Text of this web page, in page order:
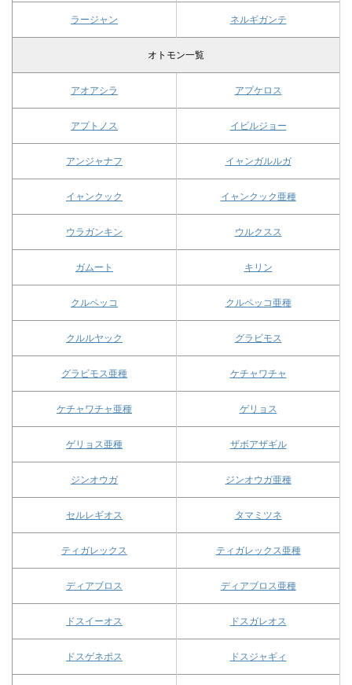
ラージャン ネルギガンテ
オトモン一覧
アオアシラ アプケロス
アプトノス イビルジョー
アンジャナフ イャンガルルガ
イャンクック イャンクック亜種
ウラガンキン ウルクスス
ガムート キリン
クルペッコ クルペッコ亜種
クルルヤック グラビモス
グラビモス亜種 ケチャワチャ
ケチャワチャ亜種 ゲリョス
ゲリョス亜種 ザボアザギル
ジンオウガ ジンオウガ亜種
セルレギオス タマミツネ
ティガレックス ティガレックス亜種
ディアブロス ディアブロス亜種
ドスイーオス ドスガレオス
ドスゲネポス ドスジャギィ